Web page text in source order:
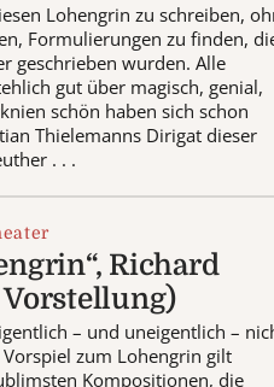
Lohengrin zu schreiben,
Formulierungen zu finden,
geschrieben wurden. Alle
gut über magisch, genial,
schön haben sich schon
Thielemanns Dirigat dieser
. . .
Richard
– und uneigentlich –
zum Lohengrin gilt
Kompositionen, die